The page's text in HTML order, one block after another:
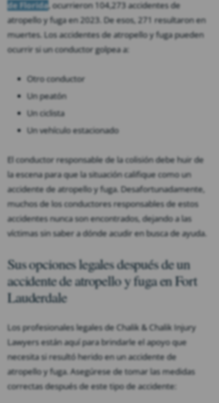
de Florida , ocurrieron 104,273 accidentes de
atropello y fuga en 2023. De esos, 271 resultaron en
muertes. Los accidentes de atropello y fuga pueden
ocurrir si un conductor golpea a:
Otro conductor
Un peatón
Un ciclista
Un vehículo estacionado
El conductor responsable de la colisión debe huir de
la escena para que la situación califique como un
accidente de atropello y fuga. Desafortunadamente,
muchos de los conductores responsables de estos
accidentes nunca son encontrados, dejando a las
víctimas sin saber a dónde acudir en busca de ayuda.
Sus opciones legales después de un
accidente de atropello y fuga en Fort
Lauderdale
Los profesionales legales de Chalik & Chalik Injury
Lawyers están aquí para brindarle el apoyo que
necesita si resultó herido en un accidente de
atropello y fuga. Asegúrese de tomar las medidas
correctas después de este tipo de accidente: